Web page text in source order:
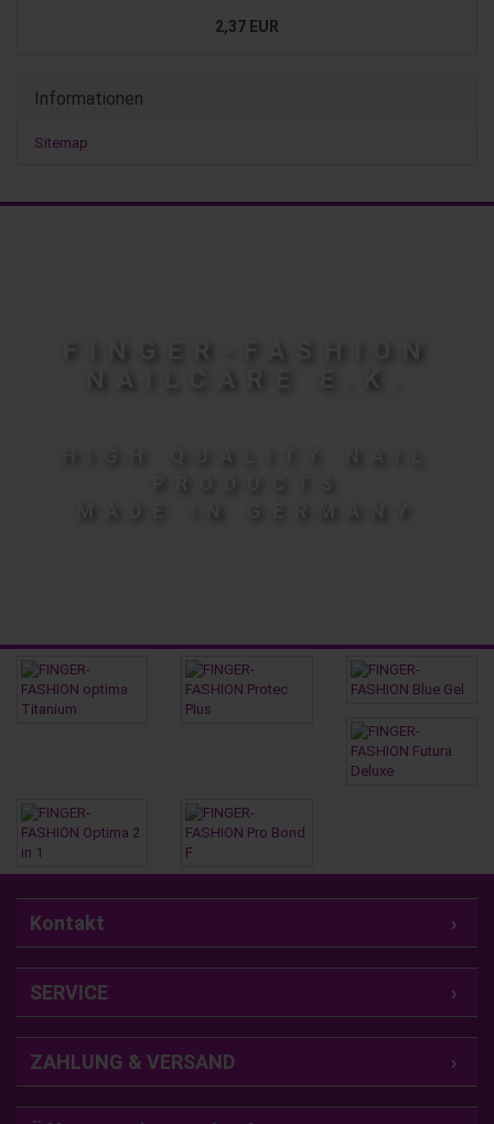
2,37 EUR
Informationen
Sitemap
FINGER-FASHION
NAILCARE E.K.
Kontakt
SERVICE
ZAHLUNG & VERSAND